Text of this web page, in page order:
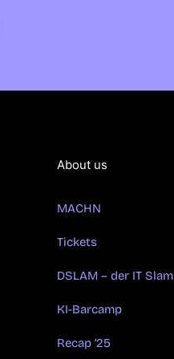
About us
MACHN
Tickets
DSLAM – der IT Slam
KI-Barcamp
Recap ’25